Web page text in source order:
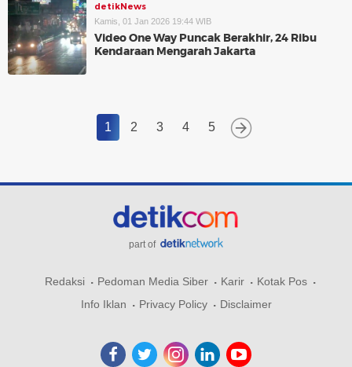
detikNews
Kamis, 01 Jan 2026 19:44 WIB
Video One Way Puncak Berakhir, 24 Ribu
Kendaraan Mengarah Jakarta
1 2 3 4 5
part of
Redaksi Pedoman Media Siber Karir
Kotak Pos
Info Iklan
Privacy Policy Disclaimer